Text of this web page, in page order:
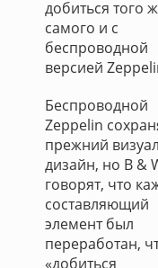
добиться того
самого и с
беспроводной
версией
Беспроводной
Zeppelin
прежний
дизайн, но B &
говорят, что
составляющий
элемент был
переработан,
«добиться